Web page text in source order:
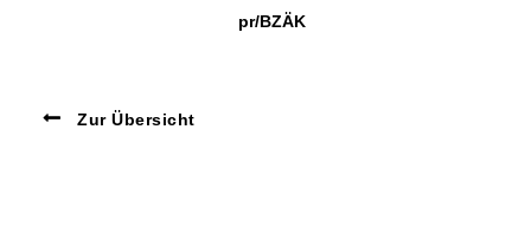
pr/BZÄK
Zur Übersicht